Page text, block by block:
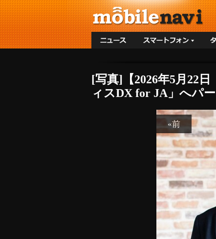
[写真]【2026年5月22
ィスDX for JA」へパ
«前